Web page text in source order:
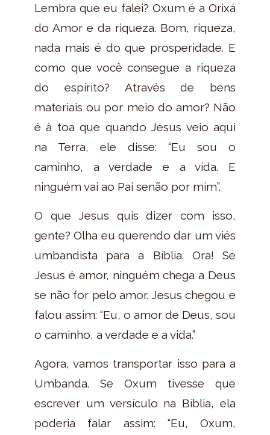
Lembra que eu falei? Oxum é a Orixá
do Amor e da riqueza. Bom, riqueza,
nada mais é do que prosperidade. E
como que você consegue a riqueza
do espírito? Através de bens
materiais ou por meio do amor? Não
é à toa que quando Jesus veio aqui
na Terra, ele disse: “Eu sou o
caminho, a verdade e a vida. E
ninguém vai ao Pai senão por mim”.
O que Jesus quis dizer com isso,
gente? Olha eu querendo dar um viés
umbandista para a Bíblia. Ora! Se
Jesus é amor, ninguém chega a Deus
se não for pelo amor. Jesus chegou e
falou assim: “Eu, o amor de Deus, sou
o caminho, a verdade e a vida.”
Agora, vamos transportar isso para a
Umbanda. Se Oxum tivesse que
escrever um versículo na Bíblia, ela
poderia falar assim: “Eu, Oxum,